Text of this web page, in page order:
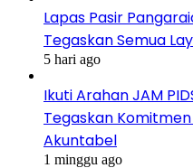
Lapas Pasir
Tegaskan Semua
5 hari ago
Ikuti Arahan JAM
Tegaskan
Akuntabel
1 minggu ago